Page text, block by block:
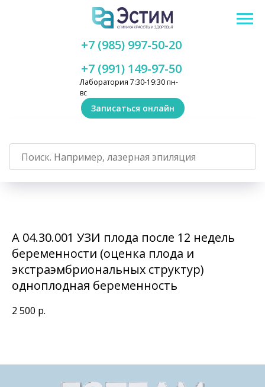
Лаборатория 7:30-19:30 пн-
вс
+7 (991) 149-97-50
+7 (985) 997-50-20
Записаться онлайн
А 04.30.001 УЗИ плода после 12 недель
беременности (оценка плода и
экстраэмбриональных структур)
одноплодная беременность
2 500 р.